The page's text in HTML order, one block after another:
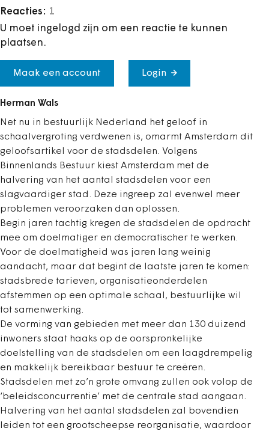
Reacties: 1
U moet ingelogd zijn om een reactie te kunnen
plaatsen.
Maak een account Login
Herman Wals
Net nu in bestuurlijk Nederland het geloof in
schaalvergroting verdwenen is, omarmt Amsterdam dit
geloofsartikel voor de stadsdelen. Volgens
Binnenlands Bestuur kiest Amsterdam met de
halvering van het aantal stadsdelen voor een
slagvaardiger stad. Deze ingreep zal evenwel meer
problemen veroorzaken dan oplossen.
Begin jaren tachtig kregen de stadsdelen de opdracht
mee om doelmatiger en democratischer te werken.
Voor de doelmatigheid was jaren lang weinig
aandacht, maar dat begint de laatste jaren te komen:
stadsbrede tarieven, organisatieonderdelen
afstemmen op een optimale schaal, bestuurlijke wil
tot samenwerking.
De vorming van gebieden met meer dan 130 duizend
inwoners staat haaks op de oorspronkelijke
doelstelling van de stadsdelen om een laagdrempelig
en makkelijk bereikbaar bestuur te creëren.
Stadsdelen met zo’n grote omvang zullen ook volop de
‘beleidsconcurrentie’ met de centrale stad aangaan.
Halvering van het aantal stadsdelen zal bovendien
leiden tot een grootscheepse reorganisatie, waardoor